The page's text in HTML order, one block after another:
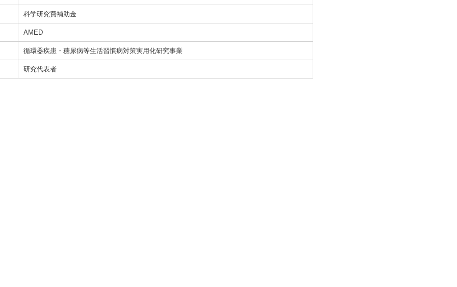
科学研究費補助金
AMED
循環器疾患・糖尿病等生活習慣病対策実用化研究事業
研究代表者